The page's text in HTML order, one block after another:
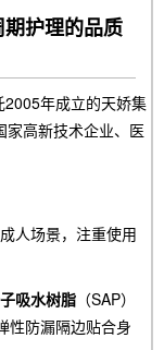
护理的品质
2005年成立的天娇集
家高新技术企业、医
人场景，注重使用
吸水树脂 （SAP）
性防漏隔边贴合身